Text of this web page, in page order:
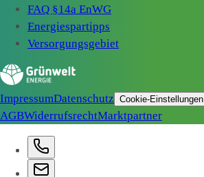
FAQ §14a EnWG
Energiespartipps
Versorgungsgebiet
ImpressumDatenschutz Cookie-Einstellungen
AGBWiderrufsrechtMarktpartner